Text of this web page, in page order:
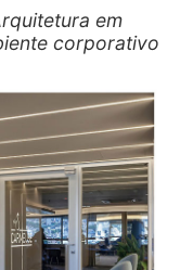
em
corporativo